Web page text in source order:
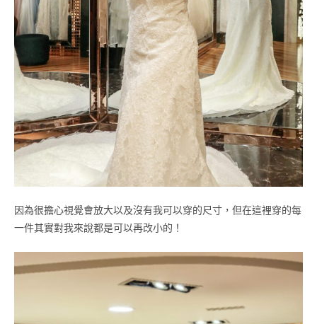
因為很擔心視覺會放大以及沒有我可以穿的尺寸，但在這裡穿的每
一件其實對我來說都是可以再改小的！